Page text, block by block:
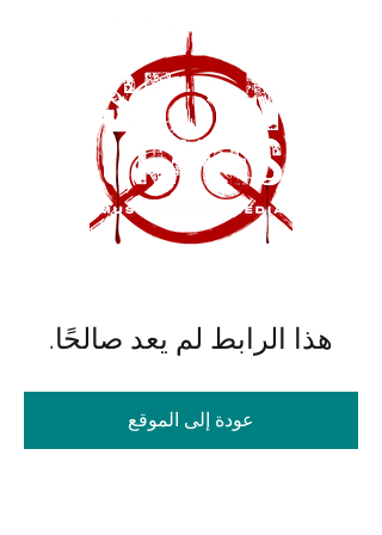
هذا الرابط لم يعد صالحًا.
عودة إلى الموقع